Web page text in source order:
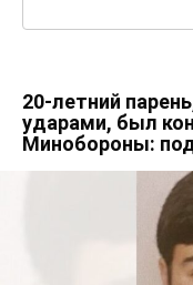
20-летний
ударами, был
Минобороны: